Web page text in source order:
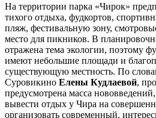
На территории парка «Чирок»
тихого отдыха, фудкортов,
пляж, фестивальную зону,
место для пикников. В
отражена тема экологии, поэтому
имеют небольшие площади и
существующую местность. По
Суровикино Елены Кудлаевой,
предусмотрена масса
вывести отдых у Чира на
организовать современный,